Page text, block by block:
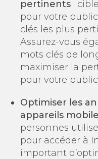
pertinents :
pour votre
clés les plus
Assurez-vous
mots clés de
maximiser la
pour votre
Optimiser les
appareils
personnes
pour accéder à
important